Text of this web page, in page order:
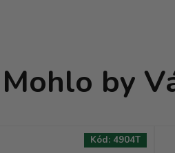
Mohlo by
Kód: 4904T